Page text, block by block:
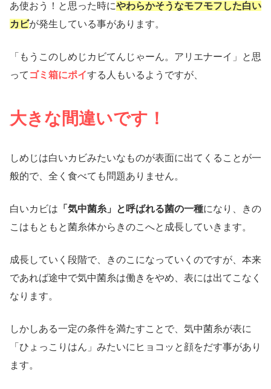
あ使おう！と思った時にやわらかそうなモフモフした白い
カビが発生している事があります。
「もうこのしめじカビてんじゃーん。アリエナーイ」と思
って ゴミ箱にポイする人もいるようですが、
大きな間違いです！
しめじは白いカビみたいなものが表面に出てくることが一
般的で、全く食べても問題ありません。
白いカビは 「気中菌糸」と呼ばれる菌の一種になり、きの
こはもともと菌糸体からきのこへと成長していきます。
成長していく段階で、きのこになっていくのですが、本来
であれば途中で気中菌糸は働きをやめ、表には出てこなく
なります。
しかしある一定の条件を満たすことで、気中菌糸が表に
「ひょっこりはん」みたいにヒョコッと顔をだす事があり
ます。